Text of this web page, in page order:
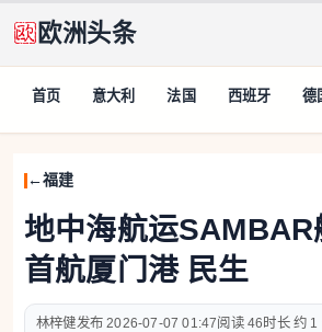
欧洲头条
首页 意大利 法国 西班牙 德
福建
地中海航运SAMBAR
首航厦门港 民生
林梓健 2026-07-07 01:47 46 约 1